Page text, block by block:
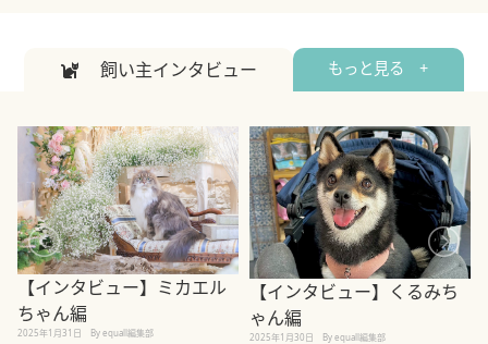
飼い主インタビュー もっと見る +
【インタビュー】ミカエル
ちゃん編
2025年1月31日 By equall編集部
【インタビュー】くるみち
ゃん編
2025年1月30日 By equall編集部